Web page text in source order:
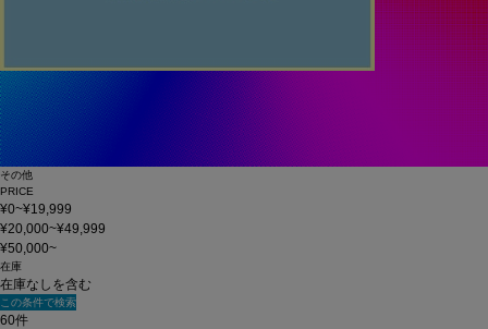
その他
PRICE
¥0~¥19,999
¥20,000~¥49,999
¥50,000~
在庫
在庫なしを含む
この条件で検索
60件